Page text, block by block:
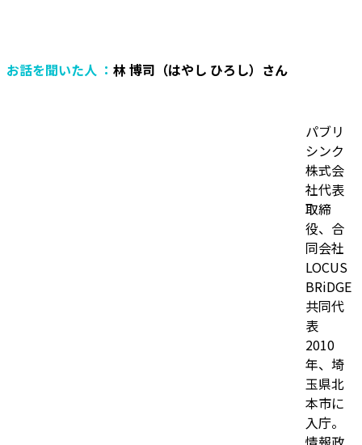
お話を聞いた人 ： 林 博司（はやし ひろし）さん
パブリ
シンク
株式会
社代表
取締
役、合
同会社
LOCUS
BRiDGE
共同代
表
2010
年、埼
玉県北
本市に
入庁。